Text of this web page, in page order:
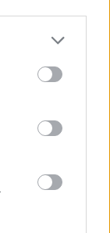
arba
Jie
ūkius,
draugo,